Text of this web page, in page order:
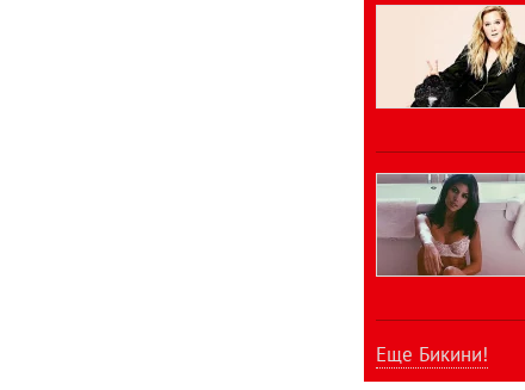
Еще Бикини!